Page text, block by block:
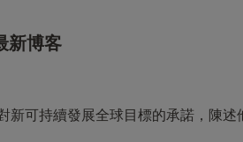
新博客
可持續發展全球目標的承諾，陳述